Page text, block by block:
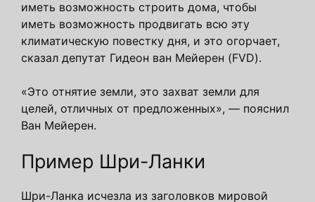
иметь возможность строить дома, чтобы
иметь возможность продвигать всю эту
климатическую повестку дня, и это огорчает,
сказал депутат Гидеон ван Мейерен (FVD).
«Это отнятие земли, это захват земли для
целей, отличных от предложенных», — пояснил
Ван Мейерен.
Пример Шри-Ланки
Шри-Ланка исчезла из заголовков мировой